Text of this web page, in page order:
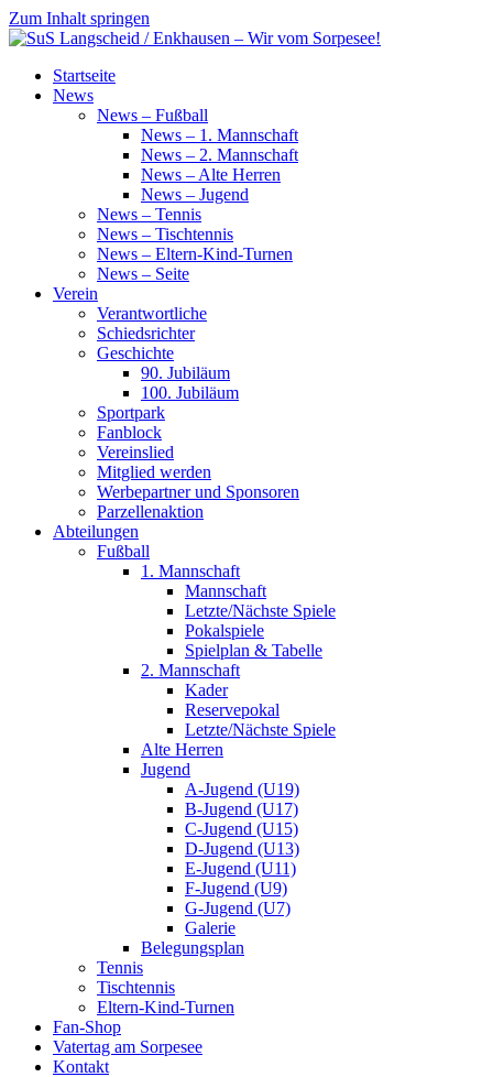
Zum Inhalt springen
SuS
Langscheid
Startseite
News
News – Fußball
News – 1. Mannschaft
News – 2. Mannschaft
News – Alte Herren
News – Jugend
News – Tennis
News – Tischtennis
News – Eltern-Kind-Turnen
News – Seite
Verein
Verantwortliche
Schiedsrichter
Geschichte
90. Jubiläum
100. Jubiläum
Sportpark
Fanblock
Vereinslied
Mitglied werden
Werbepartner und Sponsoren
Parzellenaktion
Abteilungen
Fußball
1. Mannschaft
Mannschaft
Letzte/Nächste Spiele
Pokalspiele
Spielplan & Tabelle
2. Mannschaft
Kader
Reservepokal
Letzte/Nächste Spiele
Alte Herren
Jugend
A-Jugend (U19)
B-Jugend (U17)
C-Jugend (U15)
D-Jugend (U13)
E-Jugend (U11)
F-Jugend (U9)
G-Jugend (U7)
Galerie
Belegungsplan
Tennis
Tischtennis
Eltern-Kind-Turnen
Fan-Shop
Vatertag am Sorpesee
Kontakt